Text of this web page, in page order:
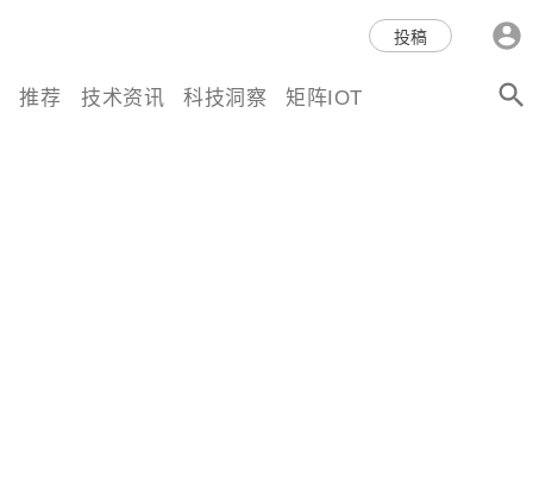
科技互联网,科技,资讯,动态,洞
察,量子,计算,AI,人工智能,机器
投稿
推荐 技术资讯 科技洞察 矩阵IOT